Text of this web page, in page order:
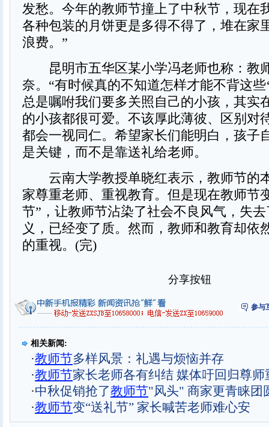
发愁。今年的教师节撞上了中秋节，现在
各种包装的月饼更是多得不得了，堆在家
浪费。”
昆明市五华区某小学冯老师也称：教
奈。“有时候真的不知道怎样才能不背这些
总是嘱咐我们要多关照自己的小孩，其实
的小孩都很可爱。不该厚此薄彼、区别对
都会一视同仁。希望家长们能明白，孩子
是关键，而不是靠送礼给老师。
云南大学教授单晓红表示，教师节的
家尊重老师、重视教育。但是现在教师节
节”，让教师节沾染了社会不良风气，失
义，已经变了质。然而，教师和教育却依
的重视。(完)
分享按钮
参与
相关新闻:
·教师节多样风景：礼遇与烦恼并存
·教师节家长老师各有纠结 媒体吁回归尊师
·中秋促销抢了教师节"风头" 商家更青睐团
·教师节变“送礼节” 家长喊苦老师难心安